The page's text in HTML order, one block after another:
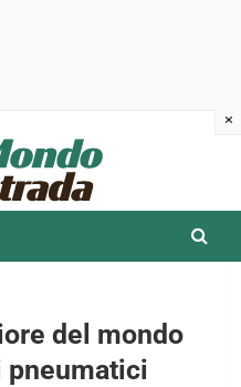
del mondo
pneumatici